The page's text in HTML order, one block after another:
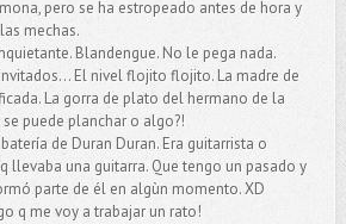
pero se ha estropeado antes de hora y
mechas.
Blandengue. No le pega nada.
El nivel flojito flojito. La madre de
La gorra de plato del hermano de la
puede planchar o algo?!
de Duran Duran. Era guitarrista o
llevaba una guitarra. Que tengo un pasado y
parte de él en algùn momento. XD
q me voy a trabajar un rato!